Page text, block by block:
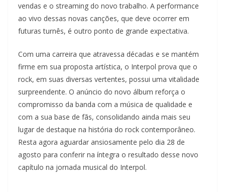
vendas e o streaming do novo trabalho. A performance
ao vivo dessas novas canções, que deve ocorrer em
futuras turnês, é outro ponto de grande expectativa.
Com uma carreira que atravessa décadas e se mantém
firme em sua proposta artística, o Interpol prova que o
rock, em suas diversas vertentes, possui uma vitalidade
surpreendente. O anúncio do novo álbum reforça o
compromisso da banda com a música de qualidade e
com a sua base de fãs, consolidando ainda mais seu
lugar de destaque na história do rock contemporâneo.
Resta agora aguardar ansiosamente pelo dia 28 de
agosto para conferir na íntegra o resultado desse novo
capítulo na jornada musical do Interpol.